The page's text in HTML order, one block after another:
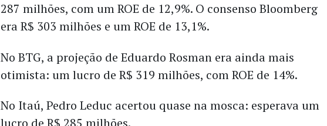
287 milhões, com um ROE de 12,9%. O consenso Bloomberg
era R$ 303 milhões e um ROE de 13,1%.
No BTG, a projeção de Eduardo Rosman era ainda mais
otimista: um lucro de R$ 319 milhões, com ROE de 14%.
No Itaú, Pedro Leduc acertou quase na mosca: esperava um